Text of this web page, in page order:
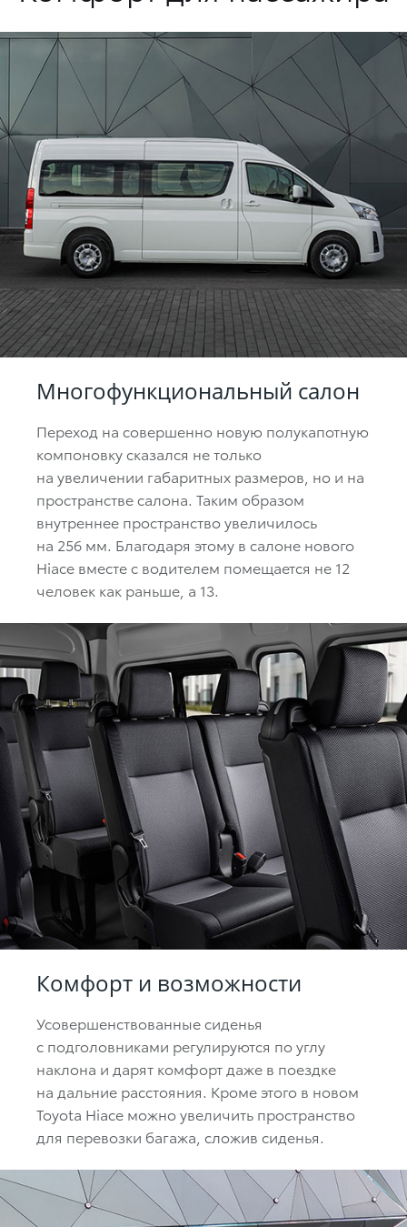
Многофункциональный салон
Переход на совершенно новую полукапотную
компоновку сказался не только
на увеличении габаритных размеров, но и на
пространстве салона. Таким образом
внутреннее пространство увеличилось
на 256 мм. Благодаря этому в салоне нового
Hiace вместе с водителем помещается не 12
человек как раньше, а 13.
Комфорт и возможности
Усовершенствованные сиденья
с подголовниками регулируются по углу
наклона и дарят комфорт даже в поездке
на дальние расстояния. Кроме этого в новом
Toyota Hiace можно увеличить пространство
для перевозки багажа, сложив сиденья.